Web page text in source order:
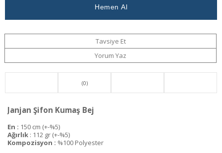
Tavsiye Et
Yorum Yaz
(0)
Janjan Şifon Kumaş Bej
En : 150 cm (+-%5)
Ağırlık : 112 gr (+-%5)
Kompozisyon : %100 Polyester